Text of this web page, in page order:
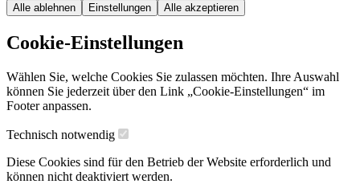
Alle ablehnen Einstellungen Alle akzeptieren
Cookie-Einstellungen
Wählen Sie, welche Cookies Sie zulassen möchten. Ihre Auswahl
können Sie jederzeit über den Link „Cookie-Einstellungen“ im
Footer anpassen.
Technisch notwendig
Diese Cookies sind für den Betrieb der Website erforderlich und
können nicht deaktiviert werden.